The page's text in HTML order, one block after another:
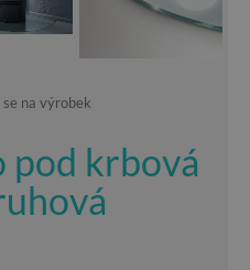
na výrobek
pod krbová